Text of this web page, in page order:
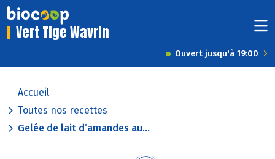
Vert Tige Wavrin
Ouvert jusqu'à 19:00
Accueil
Toutes nos recettes
Gelée de lait d’amandes au...